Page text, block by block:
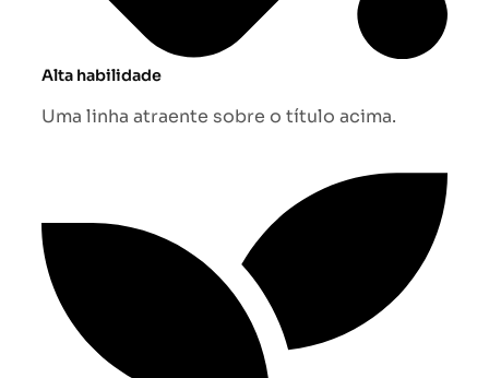
Alta habilidade
Uma linha atraente sobre o título acima.